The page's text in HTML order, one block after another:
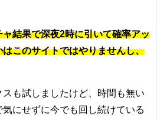
ャ結果で深夜2時に引いて確率アッ
このサイトではやりませんし、
も試しましたけど、時間も無い
にせずに今でも回し続けている